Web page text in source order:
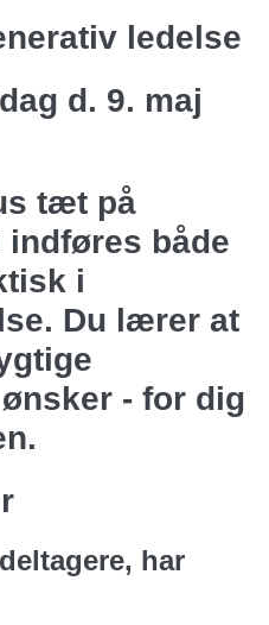
ledelse
d. 9. maj
tæt på
både
i
Du lærer at
- for dig
har